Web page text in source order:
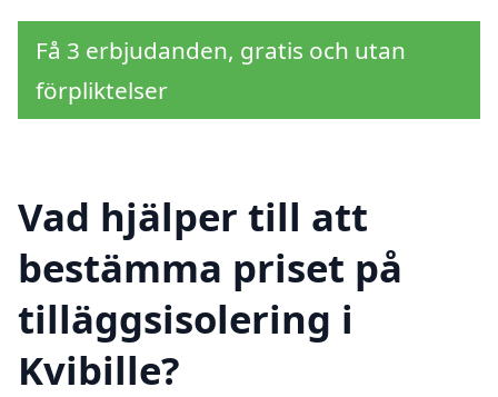
Få 3 erbjudanden, gratis och utan
förpliktelser
Vad hjälper till att
bestämma priset på
tilläggsisolering i
Kvibille?